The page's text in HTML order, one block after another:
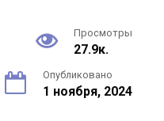
Просмотры
27.9к.
Опубликовано
1 ноября, 2024